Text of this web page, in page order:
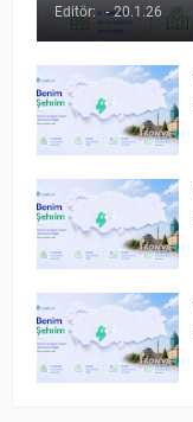
Editör: - 20.1.26